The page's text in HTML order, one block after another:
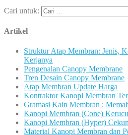
Cari untuk:
Artikel
Struktur Atap Membran: Jenis,
Kerjanya
Pengenalan Canopy Membrane
Tren Desain Canopy Membrane
Atap Membran Update Harga
Kontraktor Kanopi Membran
Gramasi Kain Membran :
Kanopi Membran (Cone)
Kanopi Membran (Hyper)
Material Kanopi Membran dan